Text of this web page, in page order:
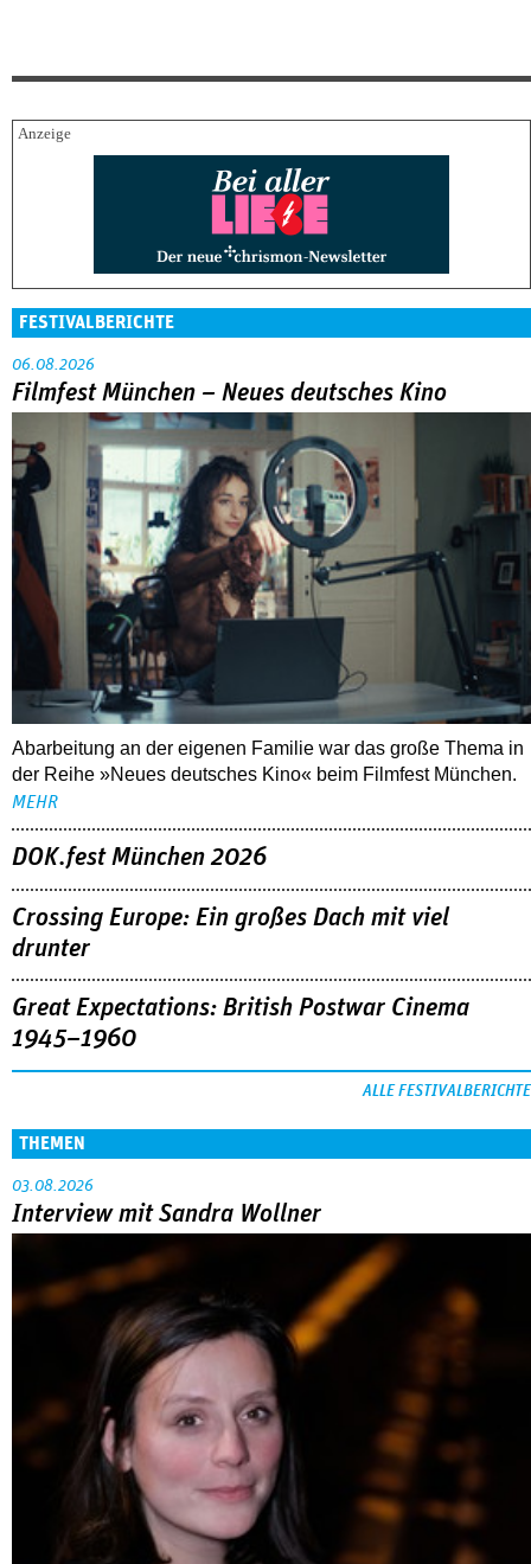
FESTIVALBERICHTE
06.08.2026
Filmfest München – Neues deutsches Kino
Abarbeitung an der eigenen Familie war das große Thema in
der Reihe »Neues deutsches Kino« beim Filmfest München.
MEHR
DOK.fest München 2026
Crossing Europe: Ein großes Dach mit viel
drunter
Great Expectations: British Postwar Cinema
1945–1960
ALLE FESTIVALBERICHTE
THEMEN
03.08.2026
Interview mit Sandra Wollner